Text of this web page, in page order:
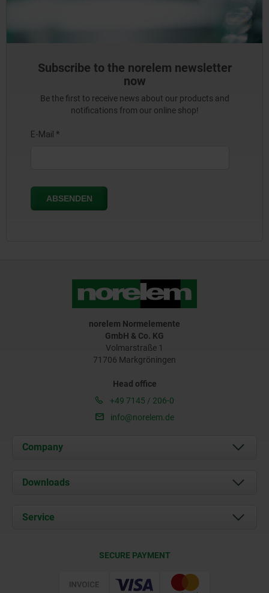
Subscribe to the norelem newsletter
now
Be the first to receive news about our products and
notifications from our online shop!
norelem Normelemente
GmbH & Co. KG
Volmarstraße 1
71706 Markgröningen
Head office
+49 7145 / 206-0
info@norelem.de
Company
About us
Career
Downloads
Service
Web Support
SECURE PAYMENT